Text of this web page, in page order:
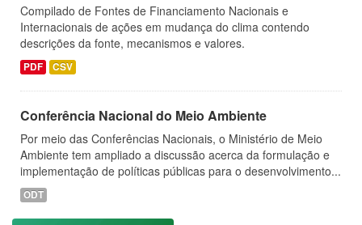
Compilado de Fontes de Financiamento Nacionais e
Internacionais de ações em mudança do clima contendo
descrições da fonte, mecanismos e valores.
PDF CSV
Conferência Nacional do Meio Ambiente
Por meio das Conferências Nacionais, o Ministério de Meio
Ambiente tem ampliado a discussão acerca da formulação e
implementação de políticas públicas para o desenvolvimento...
ODT